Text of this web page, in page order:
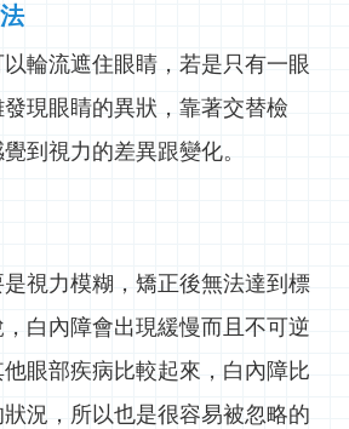
輪流遮住眼睛，若是只有一眼
現眼睛的異狀，靠著交替檢
到視力的差異跟變化。
視力模糊，矯正後無法達到標
白內障會出現緩慢而且不可逆
眼部疾病比較起來，白內障比
況，所以也是很容易被忽略的